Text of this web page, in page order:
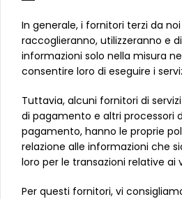
In generale, i fornitori terzi da
raccoglieranno, utilizzeranno e
informazioni solo nella misura
consentire loro di eseguire i
Tuttavia, alcuni fornitori di
di pagamento e altri processori
pagamento, hanno le proprie
relazione alle informazioni che
loro per le transazioni relative ai
Per questi fornitori, vi